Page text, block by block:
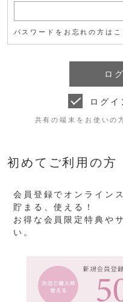
パスワードをお忘れの方はこ
ログイ
共有の端末をお使いの
初めてご利用の方
会員登録でオンライン
貯まる、使える！
お得な会員限定特典や
い。